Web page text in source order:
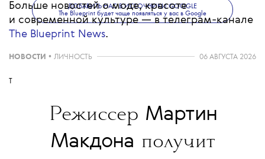
Больше новостей о моде, красоте
и современной культуре — в телеграм-канале
The Blueprint News.
ДОБАВИТЬ НАС В ИСТОЧНИКИ GOOGLE
The Blueprint будет чаще появляться у вас в Google
НОВОСТИ • ЛИЧНОСТЬ 06 АВГУСТА 2026
T
Режиссер Мартин
Макдона получит